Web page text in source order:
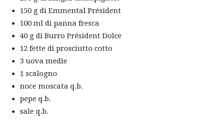
150 g di Emmental Président
100 ml di panna fresca
40 g di Burro Président Dolce
12 fette di prosciutto cotto
3 uova medie
1 scalogno
noce moscata q.b.
pepe q.b.
sale q.b.